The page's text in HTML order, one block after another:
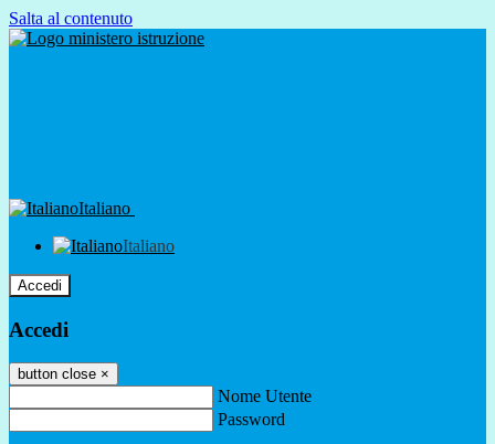
Salta al contenuto
Italiano
Italiano
Accedi
Accedi
button close ×
Nome Utente
Password